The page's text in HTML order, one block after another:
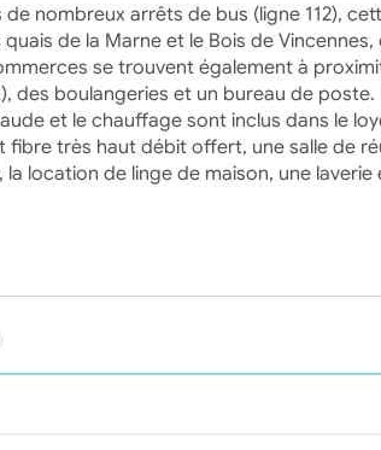
de nombreux arrêts de bus (ligne 112),
de la Marne et le Bois de Vincennes,
se trouvent également à
des boulangeries et un bureau de poste.
et le chauffage sont inclus dans le
très haut débit offert, une salle de
location de linge de maison, une laverie